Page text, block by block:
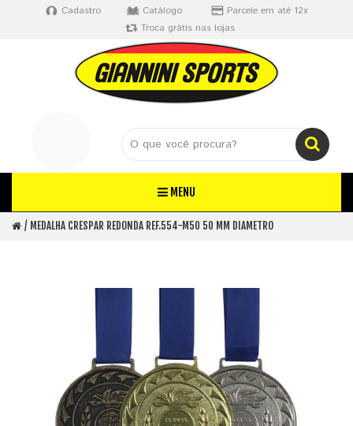
Cadastro Catálogo
Parcele em até 12x
Troca grátis nas lojas
MENU
MEDALHA CRESPAR REDONDA REF.554-M50 50 MM DIAMETRO